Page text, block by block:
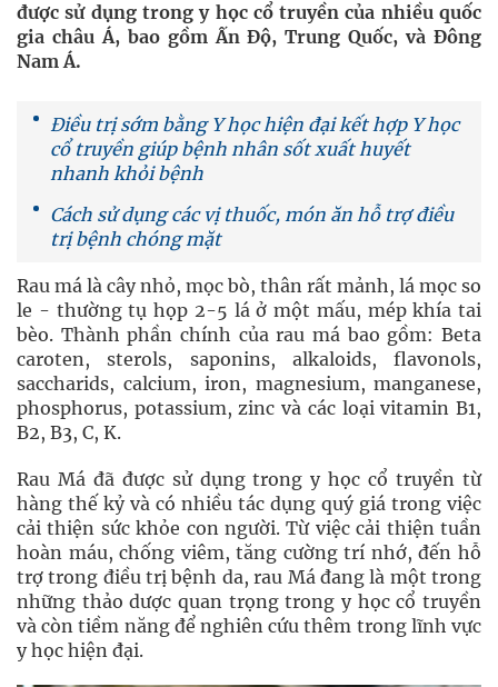
được sử dụng trong y học cổ truyền của nhiều quốc
gia châu Á, bao gồm Ấn Độ, Trung Quốc, và Đông
Nam Á.
Điều trị sớm bằng Y học hiện đại kết hợp Y học
cổ truyền giúp bệnh nhân sốt xuất huyết
nhanh khỏi bệnh
Cách sử dụng các vị thuốc, món ăn hỗ trợ điều
trị bệnh chóng mặt
Rau má là cây nhỏ, mọc bò, thân rất mảnh, lá mọc so
le - thường tụ họp 2-5 lá ở một mấu, mép khía tai
bèo. Thành phần chính của rau má bao gồm: Beta
caroten, sterols, saponins, alkaloids, flavonols,
saccharids, calcium, iron, magnesium, manganese,
phosphorus, potassium, zinc và các loại vitamin B1,
B2, B3, C, K.
Rau Má đã được sử dụng trong y học cổ truyền từ
hàng thế kỷ và có nhiều tác dụng quý giá trong việc
cải thiện sức khỏe con người. Từ việc cải thiện tuần
hoàn máu, chống viêm, tăng cường trí nhớ, đến hỗ
trợ trong điều trị bệnh da, rau Má đang là một trong
những thảo dược quan trọng trong y học cổ truyền
và còn tiềm năng để nghiên cứu thêm trong lĩnh vực
y học hiện đại.